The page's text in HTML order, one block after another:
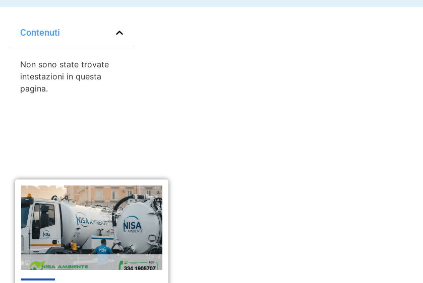
Contenuti
Non sono state trovate
intestazioni in questa
pagina.